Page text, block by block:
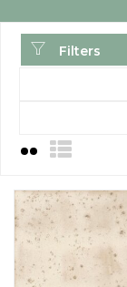
Filters